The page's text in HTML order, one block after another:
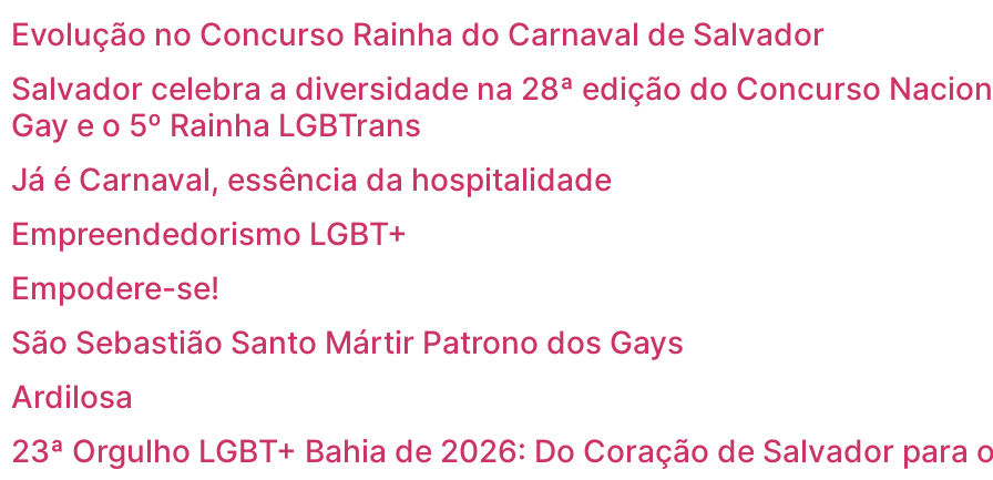
Evolução no Concurso Rainha do Carnaval de Salvador
Salvador celebra a diversidade na 28ª edição do Concurso
Gay e o 5º Rainha LGBTrans
Já é Carnaval, essência da hospitalidade
Empreendedorismo LGBT+
Empodere-se!
São Sebastião Santo Mártir Patrono dos Gays
Ardilosa
23ª Orgulho LGBT+ Bahia de 2026: Do Coração de Salvador para